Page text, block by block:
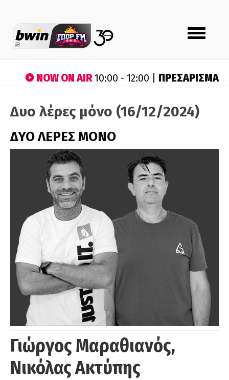
Toggle
navigation
NOW ON AIR10:00 - 12:00 | ΠΡΕΣΑΡΙΣΜΑ
Δυο λέρες μόνο (16/12/2024)
ΔΥΟ ΛΕΡΕΣ ΜΟΝΟ
Γιώργος Μαραθιανός,
Νικόλας Ακτύπης